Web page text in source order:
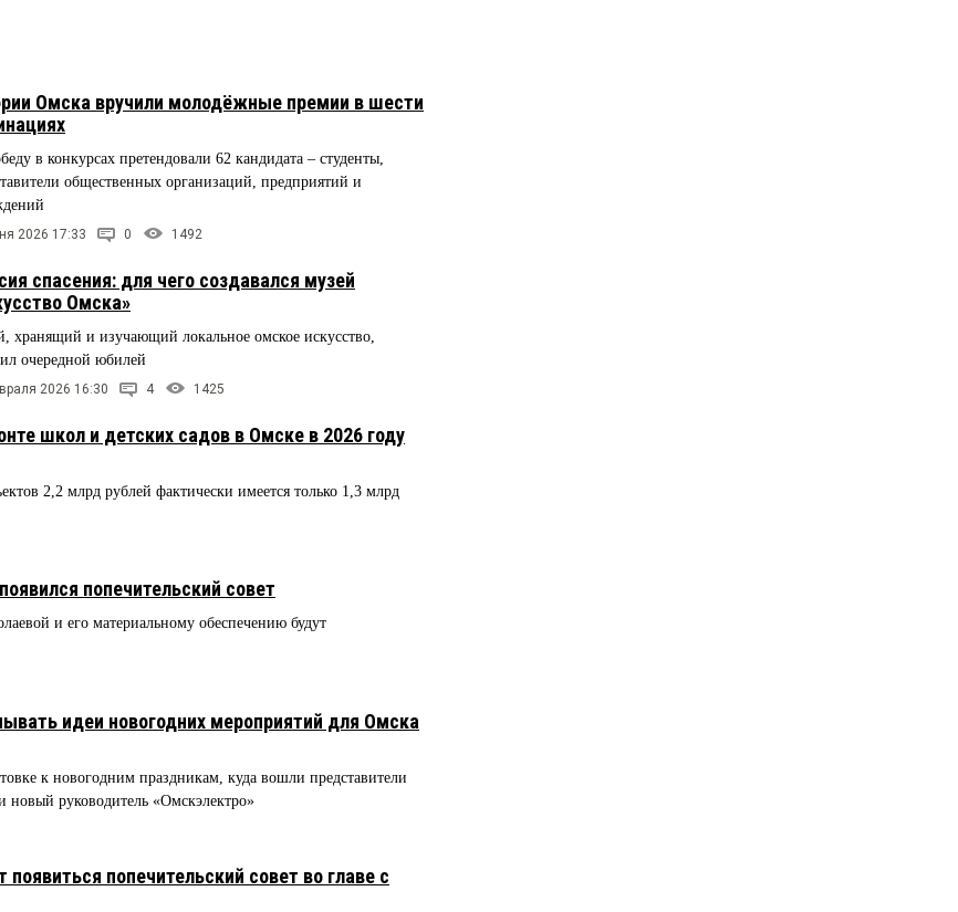
Омска вручили молодёжные премии в шести
в конкурсах претендовали 62 кандидата – студенты,
общественных организаций, предприятий и
2026 17:33 0 1492
спасения: для чего создавался музей
Омска»
хранящий и изучающий локальное омское искусство,
очередной юбилей
2026 16:30 4 1425
школ и детских садов в Омске в 2026 году
2,2 млрд рублей фактически имеется только 1,3 млрд
попечительский совет
и его материальному обеспечению будут
идеи новогодних мероприятий для Омска
к новогодним праздникам, куда вошли представители
новый руководитель «Омскэлектро»
попечительский совет во главе с